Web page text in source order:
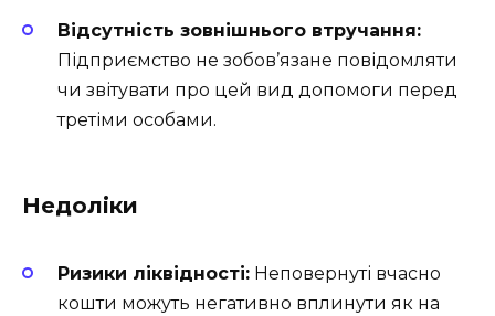
Відсутність зовнішнього втручання:
Підприємство не зобов’язане повідомляти
чи звітувати про цей вид допомоги перед
третіми особами.
Недоліки
Ризики ліквідності: Неповернуті вчасно
кошти можуть негативно вплинути як на